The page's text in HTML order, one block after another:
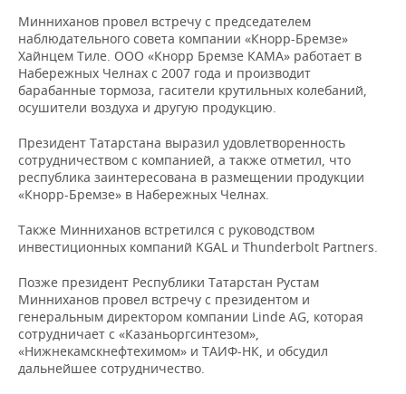
ТЕЛЕКОММУНИКАЦИИ
БИЗНЕС-БРАНЧИ
ONLINE-КОНФЕРЕНЦИИ
ОТКРЫТАЯ ЛЕКЦИЯ
ФУТБОЛ
ХОККЕЙ
БАСКЕТБОЛ
ВОЛЕЙБОЛ
КИБЕРСПОРТ
ФИГУРНОЕ КАТАНИЕ
ВОДНЫЕ ВИДЫ СПОРТА
ХОККЕЙ С МЯЧОМ
НОВОСТИ ОБЩЕСТВА
ВЛАСТЬ
ИНФРАСТРУКТУРА
ИСТОРИЯ
КУЛЬТУРА
МЕДИЦИНА
ОБРАЗОВАНИЕ
ПРОИСШЕСТВИЯ
ФОТОГАЛЕРЕЯ
СЮЖЕТЫ
СПРАВОЧНИК
СПИСОК ПЕРСОН
СПИСОК КОМПАНИЙ
ПОЛНАЯ ВЕРСИЯ
Минниханов провел встречу с председателем
наблюдательного совета компании «Кнорр-Бремзе»
Хайнцем Тиле. ООО «Кнорр Бремзе КАМА» работает в
Набережных Челнах с 2007 года и производит
барабанные тормоза, гасители крутильных колебаний,
осушители воздуха и другую продукцию.
Президент Татарстана выразил удовлетворенность
сотрудничеством с компанией, а также отметил, что
республика заинтересована в размещении продукции
«Кнорр-Бремзе» в Набережных Челнах.
Также Минниханов встретился с руководством
инвестиционных компаний KGAL и Thunderbolt Partners.
Позже президент Республики Татарстан Рустам
Минниханов провел встречу с президентом и
генеральным директором компании Linde AG, которая
сотрудничает с «Казаньоргсинтезом»,
«Нижнекамскнефтехимом» и ТАИФ-НК, и обсудил
дальнейшее сотрудничество.